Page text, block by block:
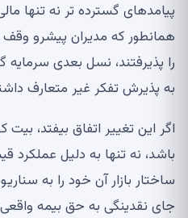
پیامدهای گسترده تر نه تنها
همانطور که مدیران پیشرو وقف
را پذیرفتند، نسل بعدی
به پذیرش تفکر غیر متعارف
اگر این تغییر اتفاق بیفتد،
باشد، نه تنها به دلیل عملکرد
ساختار بازار آن خود را به
جای نقدینگی به حق بیمه